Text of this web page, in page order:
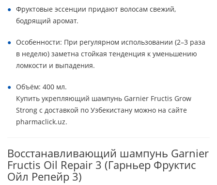
Фруктовые эссенции придают волосам свежий,
бодрящий аромат.
Особенности: При регулярном использовании (2–3 раза
в неделю) заметна стойкая тенденция к уменьшению
ломкости и выпадения.
Объём: 400 мл.
Купить укрепляющий шампунь Garnier Fructis Grow
Strong с доставкой по Узбекистану можно на сайте
pharmaclick.uz.
Восстанавливающий шампунь Garnier
Fructis Oil Repair 3 (Гарньер Фруктис
Ойл Репейр 3)